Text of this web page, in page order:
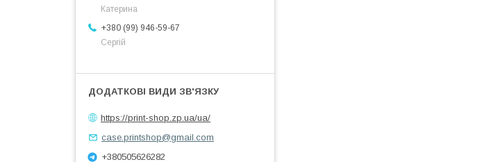
Катерина
+380 (99) 946-59-67
Сергій
https://print-shop.zp.ua/ua/
case.printshop@gmail.com
+380505626282